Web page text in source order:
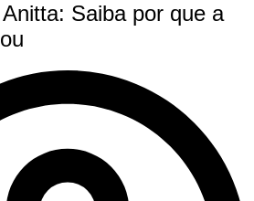
Saiba por que a